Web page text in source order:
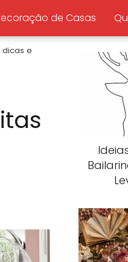
de Casas
dicas e